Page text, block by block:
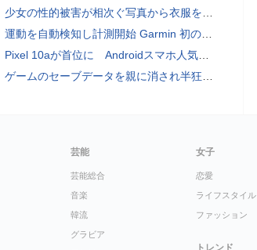
少女の性的被害が相次ぐ写真から衣服を剥ぎ取るAIポルノアプリ「ClothOff」の背後にいる人物とは？
運動を自動検知し計測開始 Garmin 初のスマートバンドを発売 10日間のロングバッテリーで手間いらず
Pixel 10aが首位に Androidスマホ人気ランキングTOP10 2026/8/8
ゲームのセーブデータを親に消され半狂乱になった少年
芸能
芸能総合
音楽
韓流
グラビア
女子
恋愛
ライフスタイル
ファッション
トレンド